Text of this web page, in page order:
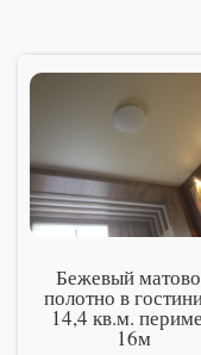
Бежевый
полотно в
14,4 кв.м.
16м